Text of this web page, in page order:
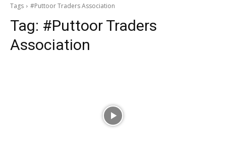
Tags #Puttoor Traders Association
Tag: #Puttoor Traders
Association